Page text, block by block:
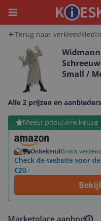
Menu
Terug naar
Small /
Alle 2 prijzen en aanbieders
Meest populaire keuze
OnbekendGratis
Check de website voor
€20,-
Bekijk product